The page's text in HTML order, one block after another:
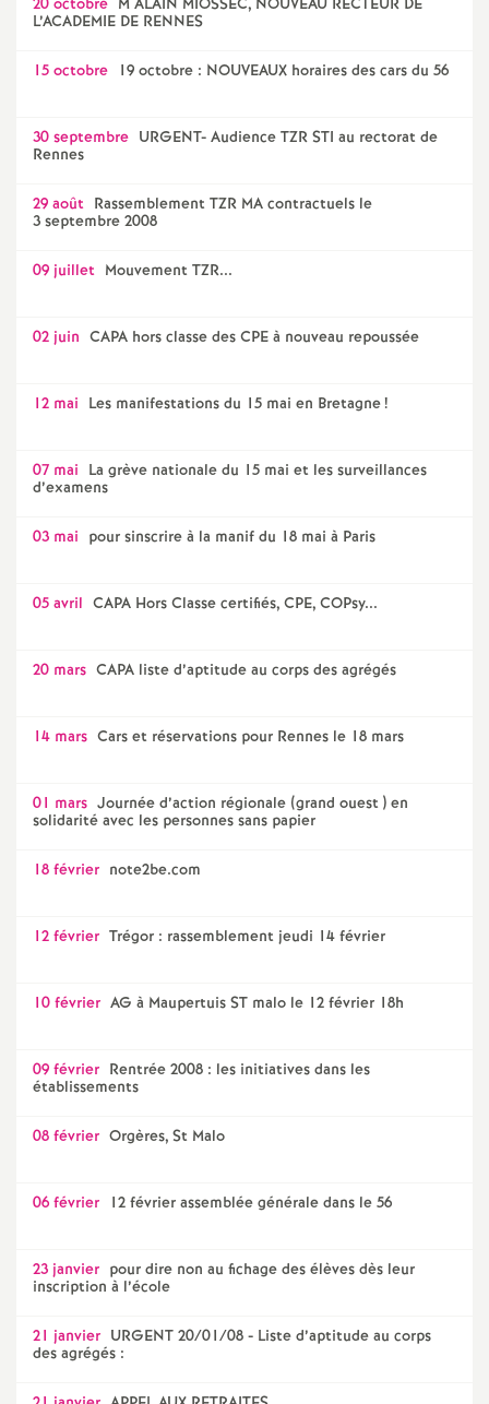
20 octobre M ALAIN MIOSSEC, NOUVEAU RECTEUR DE
L’ACADEMIE DE RENNES
15 octobre 19 octobre : NOUVEAUX horaires des cars du 56
30 septembre URGENT- Audience TZR STI au rectorat de
Rennes
29 août Rassemblement TZR MA contractuels le
3 septembre 2008
09 juillet Mouvement TZR...
02 juin CAPA hors classe des CPE à nouveau repoussée
12 mai Les manifestations du 15 mai en Bretagne!
07 mai La grève nationale du 15 mai et les surveillances
d’examens
03 mai pour sinscrire à la manif du 18 mai à Paris
05 avril CAPA Hors Classe certifiés, CPE, COPsy...
20 mars CAPA liste d’aptitude au corps des agrégés
14 mars Cars et réservations pour Rennes le 18 mars
01 mars Journée d’action régionale (grand ouest ) en
solidarité avec les personnes sans papier
18 février note2be.com
12 février Trégor : rassemblement jeudi 14 février
10 février AG à Maupertuis ST malo le 12 février 18h
09 février Rentrée 2008 : les initiatives dans les
établissements
08 février Orgères, St Malo
06 février 12 février assemblée générale dans le 56
23 janvier pour dire non au fichage des élèves dès leur
inscription à l’école
21 janvier URGENT 20/01/08 - Liste d’aptitude au corps
des agrégés :